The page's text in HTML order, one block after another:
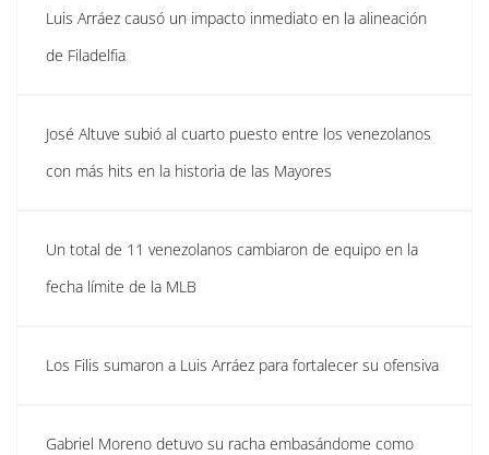
Luis Arráez causó un impacto inmediato en la alineación
de Filadelfia
José Altuve subió al cuarto puesto entre los venezolanos
con más hits en la historia de las Mayores
Un total de 11 venezolanos cambiaron de equipo en la
fecha límite de la MLB
Los Filis sumaron a Luis Arráez para fortalecer su ofensiva
Gabriel Moreno detuvo su racha embasándome como